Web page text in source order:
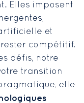
Elles imposent
et
compétitif.
défis, notre
transition
elle